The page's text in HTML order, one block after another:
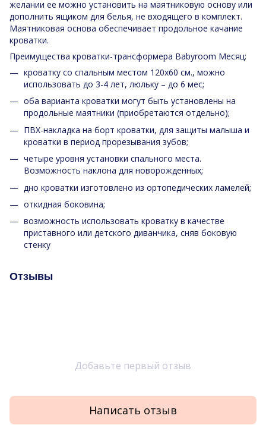
желании ее можно установить на маятниковую основу или
дополнить ящиком для белья, не входящего в комплект.
Маятниковая основа обеспечивает продольное качание
кроватки.
Преимущества кроватки-трансформера Babyroom Месяц:
кроватку со спальным местом 120х60 см., можно
использовать до 3-4 лет, люльку – до 6 мес;
оба варианта кроватки могут быть установлены на
продольные маятники (приобретаются отдельно);
ПВХ-накладка на борт кроватки, для защиты малыша и
кроватки в период прорезывания зубов;
четыре уровня установки спального места.
Возможность наклона для новорожденных;
дно кроватки изготовлено из ортопедических ламелей;
откидная боковина;
возможность использовать кроватку в качестве
приставного или детского диванчика, сняв боковую
стенку
Отзывы
Добавьте первый отзыв
Написать отзыв